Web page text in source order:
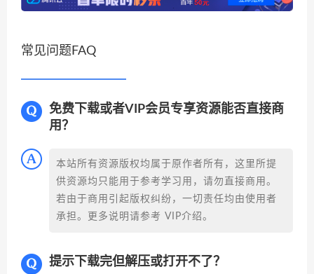
常见问题FAQ
免费下载或者VIP会员专享资源能否直接商
用？
本站所有资源版权均属于原作者所有，这里所提
供资源均只能用于参考学习用，请勿直接商用。
若由于商用引起版权纠纷，一切责任均由使用者
承担。更多说明请参考 VIP介绍。
提示下载完但解压或打开不了？